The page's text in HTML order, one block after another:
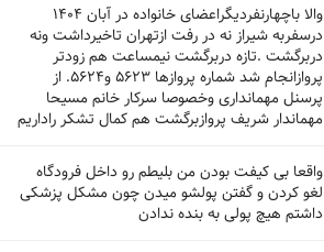
والا باچهارنفردیگراعضای خانواده در آبان ۱۴۰۴
درسفربه شیراز نه در رفت ازتهران تاخیرداشت ونه
دربرگشت .تازه دربرگشت نیمساعت هم زودتر
پروازانجام شد شماره پروازها ۵۶۲۳ و۵۶۲۴. از
پرسنل مهمانداری وخصوصا سرکار خانم مسیحا
مهماندار شریف پروازبرگشت هم کمال تشکر راداریم
واقعا بی کیفت بودن من بلیطم رو داخل فرودگاه
لغو کردن و گفتن پولشو میدن چون مشکل پزشکی
داشتم هیچ پولی به بنده ندادن